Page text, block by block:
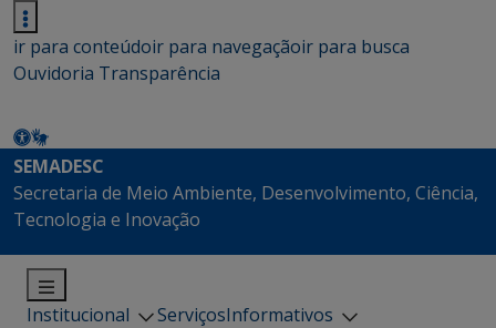
ir para conteúdoir para navegaçãoir para busca
Ouvidoria Transparência
SEMADESC
Secretaria de Meio Ambiente, Desenvolvimento, Ciência,
Tecnologia e Inovação
Institucional ServiçosInformativos